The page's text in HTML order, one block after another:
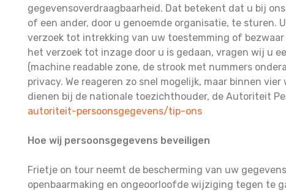
gegevensoverdraagbaarheid. Dat betekent dat u bij
of een ander, door u genoemde organisatie, te
verzoek tot intrekking van uw toestemming of
het verzoek tot inzage door u is gedaan, vragen wij u
(machine readable zone, de strook met nummers
privacy. We reageren zo snel mogelijk, maar binnen
dienen bij de nationale toezichthouder, de Autoriteit
autoriteit-persoonsgegevens/tip-ons
Hoe wij persoonsgegevens beveiligen
Frietje on tour neemt de bescherming van uw
openbaarmaking en ongeoorloofde wijziging tegen te